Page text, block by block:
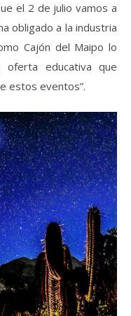
el 2 de julio vamos a
obligado a la industria
Cajón del Maipo lo
educativa que
estos eventos”.